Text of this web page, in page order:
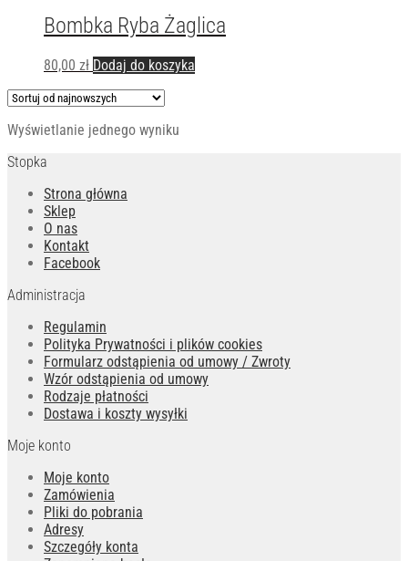
Bombka Ryba Żaglica
80,00 zł Dodaj do koszyka
Wyświetlanie jednego wyniku
Stopka
Strona główna
Sklep
O nas
Kontakt
Facebook
Administracja
Regulamin
Polityka Prywatności i plików cookies
Formularz odstąpienia od umowy / Zwroty
Wzór odstąpienia od umowy
Rodzaje płatności
Dostawa i koszty wysyłki
Moje konto
Moje konto
Zamówienia
Pliki do pobrania
Adresy
Szczegóły konta